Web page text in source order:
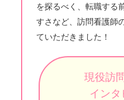
を探るべく、転職する
すさなど、訪問看護師
ていただきました！
現役訪
インタ